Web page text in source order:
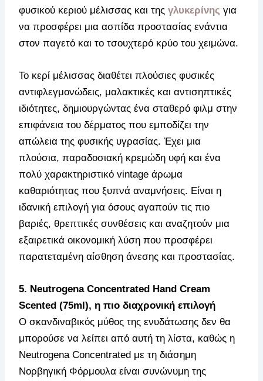
φυσικού κεριού μέλισσας και τηςγλυκερίνης για
να προσφέρει μια ασπίδα προστασίας ενάντια
στον παγετό και το τσουχτερό κρύο του χειμώνα.
Το κερί μέλισσας διαθέτει πλούσιες φυσικές
αντιφλεγμονώδεις, μαλακτικές και αντισηπτικές
ιδιότητες, δημιουργώντας ένα σταθερό φιλμ στην
επιφάνεια του δέρματος που εμποδίζει την
απώλεια της φυσικής υγρασίας. Έχει μια
πλούσια, παραδοσιακή κρεμώδη υφή και ένα
πολύ χαρακτηριστικό vintage άρωμα
καθαριότητας που ξυπνά αναμνήσεις. Είναι η
ιδανική επιλογή για όσους αγαπούν τις πιο
βαριές, θρεπτικές συνθέσεις και αναζητούν μια
εξαιρετικά οικονομική λύση που προσφέρει
παρατεταμένη αίσθηση άνεσης και προστασίας.
5. Neutrogena Concentrated Hand Cream
Scented (75ml), η πιο διαχρονική επιλογή
Ο σκανδιναβικός μύθος της ενυδάτωσης δεν θα
μπορούσε να λείπει από αυτή τη λίστα, καθώς η
Neutrogena Concentrated με τη διάσημη
Νορβηγική Φόρμουλα είναι συνώνυμη της